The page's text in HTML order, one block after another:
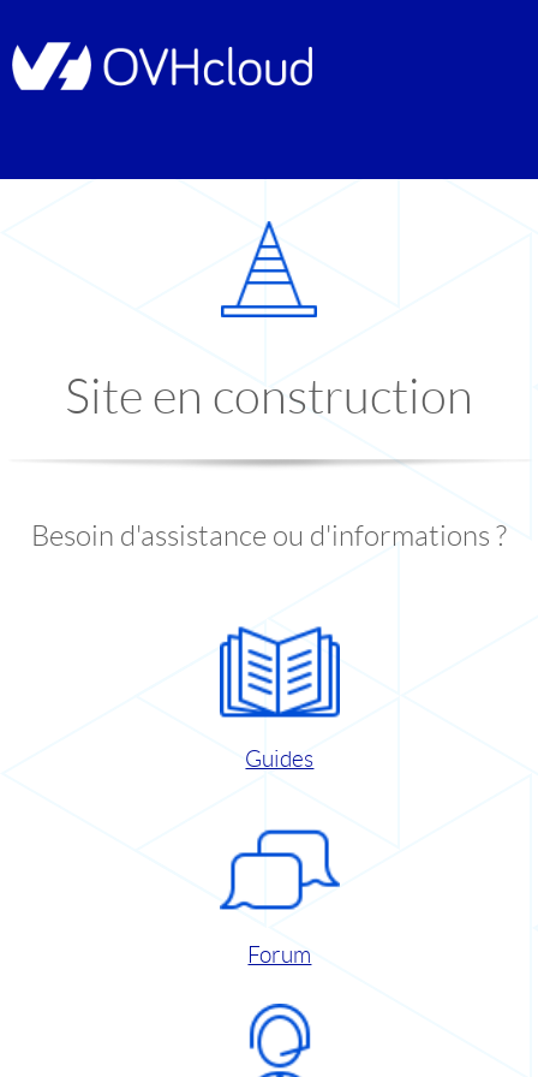
Site en construction
Besoin d'assistance ou d'informations ?
Guides
Forum